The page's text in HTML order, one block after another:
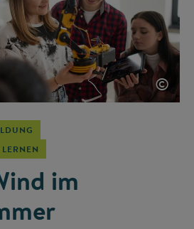
©
im